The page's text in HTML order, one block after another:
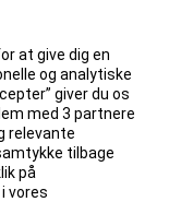
at give dig en
og analytiske
giver du os
med 3 partnere
relevante
tilbage
på
vores